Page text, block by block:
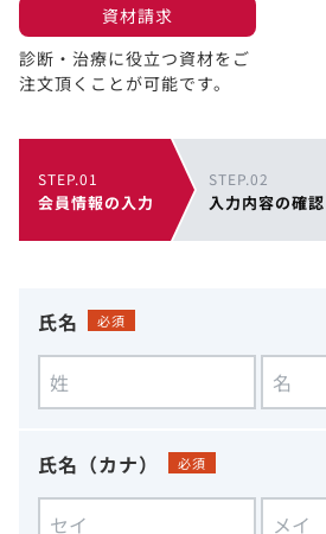
資材請求​
診断・治療に役立つ資材をご
注文頂くことが可能です。
STEP.01
会員情報の入力
STEP.02
入力内容の確認
氏名 必須
氏名（カナ） 必須